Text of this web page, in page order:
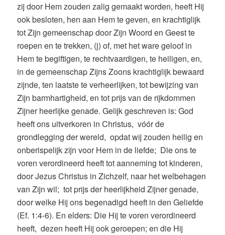
zij door Hem zouden zalig gemaakt worden, heeft Hij
ook besloten, hen aan Hem te geven, en krachtiglijk
tot Zijn gemeenschap door Zijn Woord en Geest te
roepen en te trekken, (j) of, met het ware geloof in
Hem te begiftigen, te rechtvaardigen, te heiligen, en,
in de gemeenschap Zijns Zoons krachtiglijk bewaard
zijnde, ten laatste te verheerlijken, tot bewijzing van
Zijn barmhartigheid, en tot prijs van de rijkdommen
Zijner heerlijke genade. Gelijk geschreven is: God
heeft ons uitverkoren in Christus, vóór de
grondlegging der wereld, opdat wij zouden heilig en
onberispelijk zijn voor Hem in de liefde; Die ons te
voren verordineerd heeft tot aanneming tot kinderen,
door Jezus Christus in Zichzelf, naar het welbehagen
van Zijn wil; tot prijs der heerlijkheid Zijner genade,
door welke Hij ons begenadigd heeft in den Geliefde
(Ef. 1:4-6). En elders: Die Hij te voren verordineerd
heeft, dezen heeft Hij ook geroepen; en die Hij